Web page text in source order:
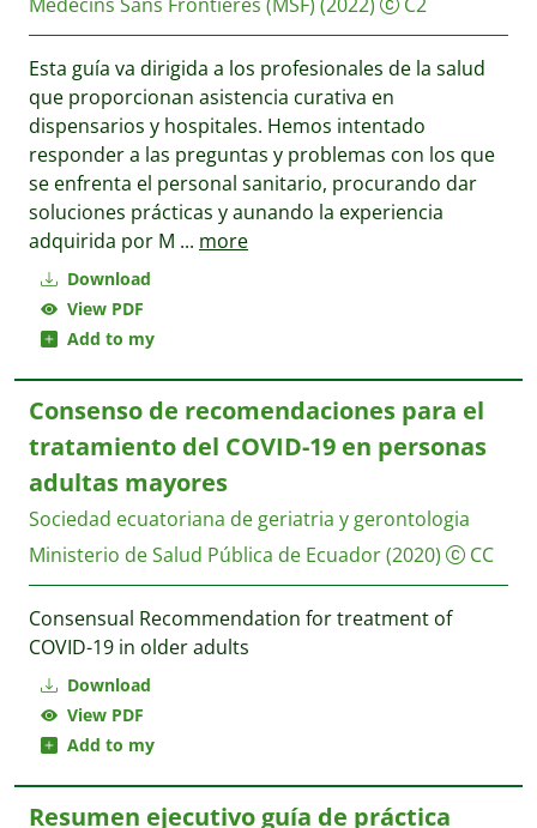
Download
View PDF
Add to my
Esta guía va dirigida a los profesionales de la salud
que proporcionan asistencia curativa en
dispensarios y hospitales. Hemos intentado
responder a las preguntas y problemas con los que
se enfrenta el personal sanitario, procurando dar
soluciones prácticas y aunando la experiencia
adquirida por M ... more
Download
View PDF
Add to my
Consenso de recomendaciones para el
tratamiento del COVID-19 en personas
adultas mayores
Sociedad ecuatoriana de geriatria y gerontologia
Ministerio de Salud Pública de Ecuador(2020) CC
Consensual Recommendation for treatment of
COVID-19 in older adults
Resumen ejecutivo guía de práctica